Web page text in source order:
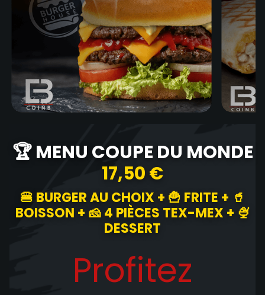
🏆 MENU COUPE DU MONDE
17,50 €
🍔 BURGER AU CHOIX + 🍟 FRITE + 🥤
BOISSON + 🧀 4 PIÈCES TEX-MEX + 🍨
DESSERT
Profitez